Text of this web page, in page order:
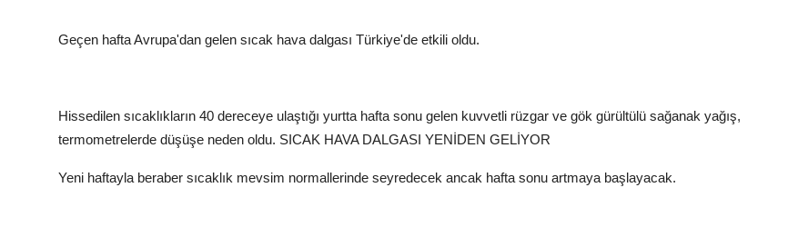
Geçen hafta Avrupa'dan gelen sıcak hava dalgası Türkiye'de etkili oldu.
Hissedilen sıcaklıkların 40 dereceye ulaştığı yurtta hafta sonu gelen kuvvetli rüzgar ve gök gürültülü sağanak yağış,
termometrelerde düşüşe neden oldu. SICAK HAVA DALGASI YENİDEN GELİYOR
Yeni haftayla beraber sıcaklık mevsim normallerinde seyredecek ancak hafta sonu artmaya başlayacak.